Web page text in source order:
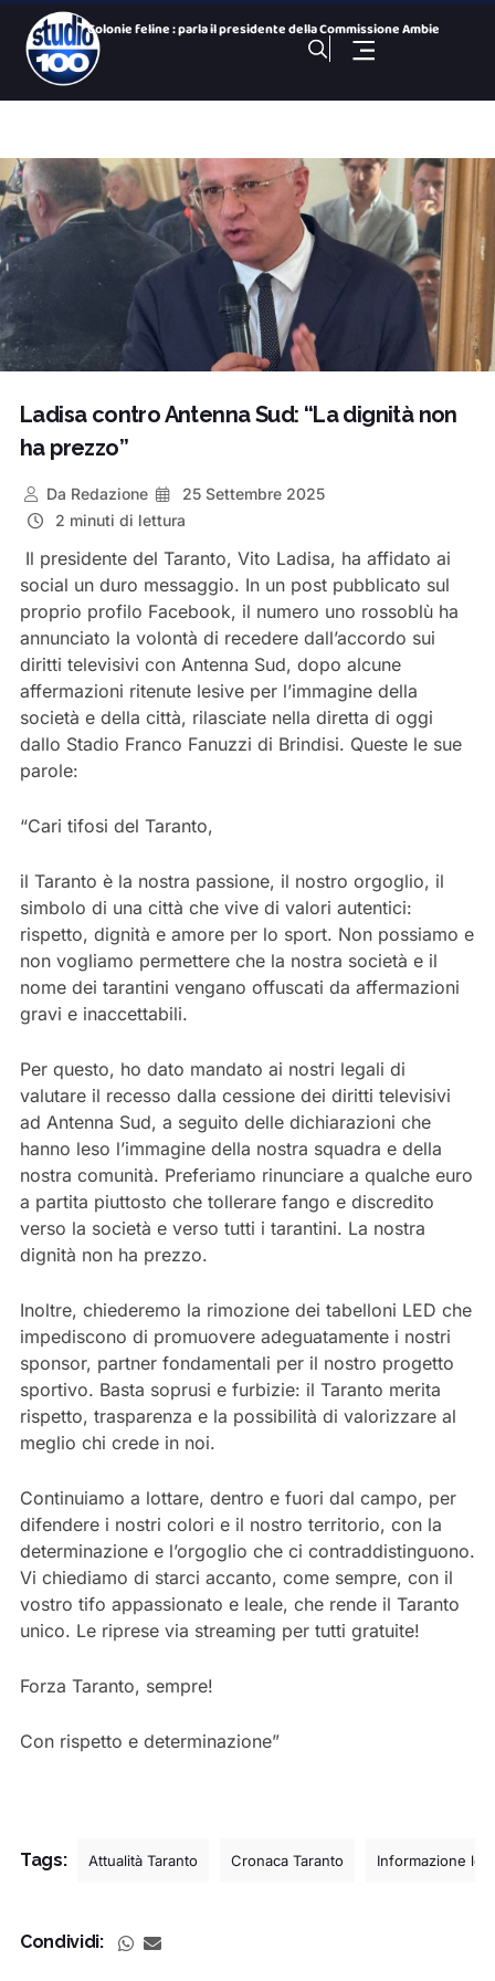
Colonie feline : parla il presidente della Commissione Ambie
San Paolo Dolphin Refuge, via libera al centro per i cetacei
26 Nazioni, una città: le bandiere dei Giochi nelle vie del
100 NOTIZIE, TG SPORTIVO DELL’ 8 Agosto 2026. Taranto,
100 NOTIZIE, TG H 14:00 DELL’ 8 Agosto 2026. Via Ligur
100 Sport Weekend, puntata del 7 agosto
100 NOTIZIE, TG H 19:30 DEL 7 Agosto 2026. ex Ilva ministro
Minaccia di buttarsi da un dirupo delle cave di Fantiano: sa
Rimozione cucce gatti: ieri la seduta straordinaria della Co
Ladisa contro Antenna Sud: “La dignità non
ha prezzo”
Da Redazione
25 Settembre 2025
2 minuti di lettura
Il presidente del Taranto, Vito Ladisa, ha affidato ai
social un duro messaggio. In un post pubblicato sul
proprio profilo Facebook, il numero uno rossoblù ha
annunciato la volontà di recedere dall’accordo sui
diritti televisivi con Antenna Sud, dopo alcune
affermazioni ritenute lesive per l’immagine della
società e della città, rilasciate nella diretta di oggi
dallo Stadio Franco Fanuzzi di Brindisi. Queste le sue
parole:
“Cari tifosi del Taranto,
il Taranto è la nostra passione, il nostro orgoglio, il
simbolo di una città che vive di valori autentici:
rispetto, dignità e amore per lo sport. Non possiamo e
non vogliamo permettere che la nostra società e il
nome dei tarantini vengano offuscati da affermazioni
gravi e inaccettabili.
Per questo, ho dato mandato ai nostri legali di
valutare il recesso dalla cessione dei diritti televisivi
ad Antenna Sud, a seguito delle dichiarazioni che
hanno leso l’immagine della nostra squadra e della
nostra comunità. Preferiamo rinunciare a qualche euro
a partita piuttosto che tollerare fango e discredito
verso la società e verso tutti i tarantini. La nostra
dignità non ha prezzo.
Inoltre, chiederemo la rimozione dei tabelloni LED che
impediscono di promuovere adeguatamente i nostri
sponsor, partner fondamentali per il nostro progetto
sportivo. Basta soprusi e furbizie: il Taranto merita
rispetto, trasparenza e la possibilità di valorizzare al
meglio chi crede in noi.
Continuiamo a lottare, dentro e fuori dal campo, per
difendere i nostri colori e il nostro territorio, con la
determinazione e l’orgoglio che ci contraddistinguono.
Vi chiediamo di starci accanto, come sempre, con il
vostro tifo appassionato e leale, che rende il Taranto
unico. Le riprese via streaming per tutti gratuite!
Forza Taranto, sempre!
Con rispetto e determinazione”
Tags: Attualità Taranto Cronaca Taranto Informazione
Condividi: